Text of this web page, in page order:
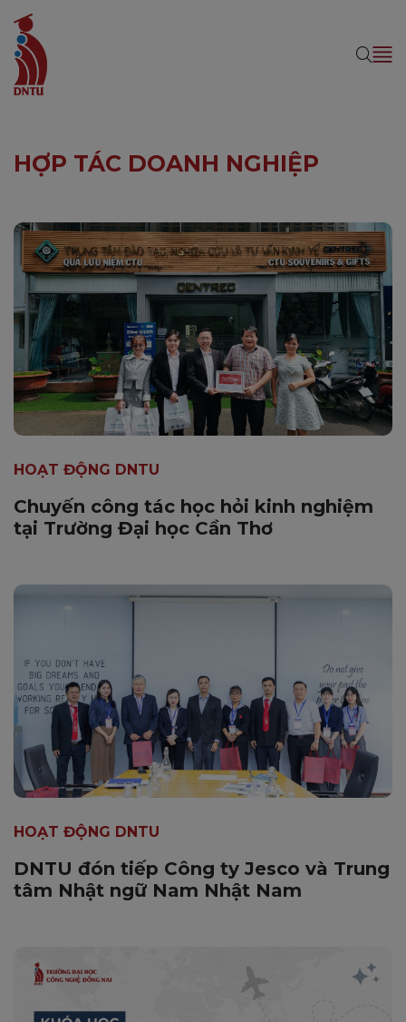
HỢP TÁC DOANH NGHIỆP
HOẠT ĐỘNG DNTU
Chuyến công tác học hỏi kinh nghiệm
tại Trường Đại học Cần Thơ
HOẠT ĐỘNG DNTU
DNTU đón tiếp Công ty Jesco và Trung
tâm Nhật ngữ Nam Nhật Nam